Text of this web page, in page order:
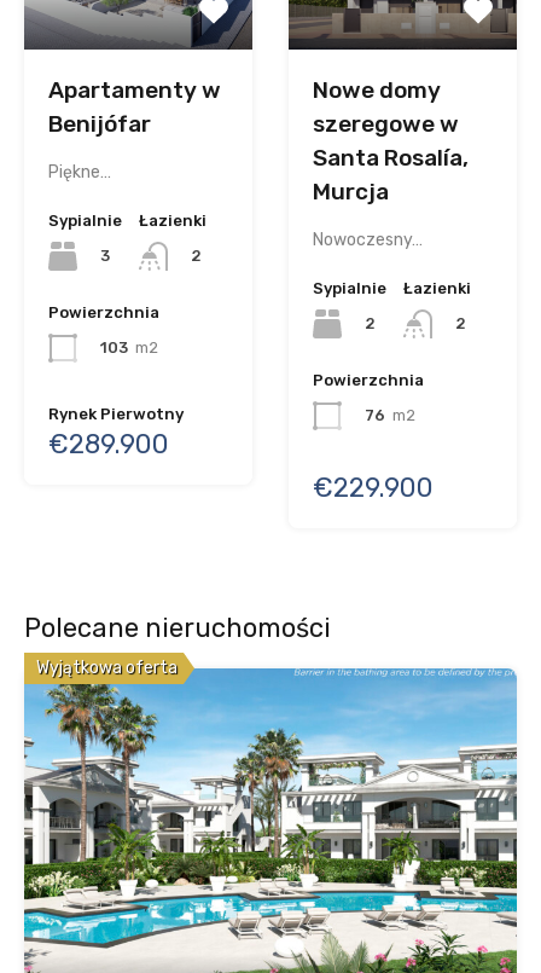
Apartamenty w
Benijófar
Piękne…
Sypialnie
3
Łazienki
2
Powierzchnia
103 m2
Rynek Pierwotny
€289.900
Nowe domy
szeregowe w
Santa Rosalía,
Murcja
Nowoczesny…
Sypialnie
2
Łazienki
2
Powierzchnia
76 m2
€229.900
Polecane nieruchomości
Wyjątkowa oferta